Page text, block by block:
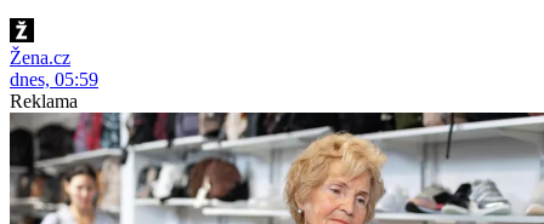
Žena.cz
dnes, 05:59
Reklama